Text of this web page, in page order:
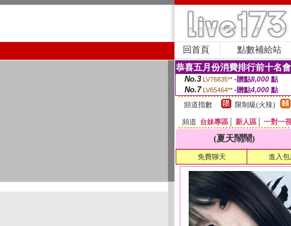
回首頁 點數補給站
恭喜五月份消費排行前十名
No.3 LV76835** -贈點8,000點
No.7 LV65464** -贈點4,000 點
頻道指數
限制級(火辣)
頻道 台妹專區 新人區 一對一
(夏天鬧鬧)
免費聊天 進入包